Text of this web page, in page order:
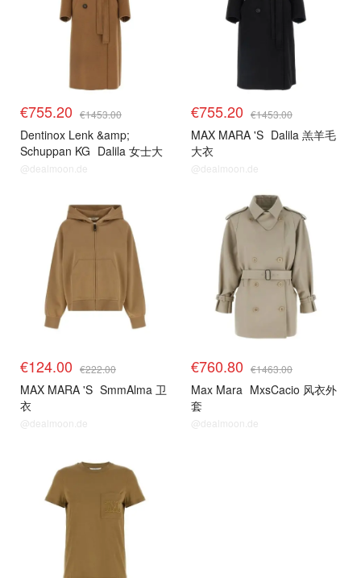
€755.20 €1453.00
Dentinox Lenk &amp;
Schuppan KG Dalila 女士大
衣
@dealmoon.de
€755.20 €1453.00
MAX MARA 'S Dalila 羔羊毛
大衣
@dealmoon.de
€124.00 €222.00
MAX MARA 'S SmmAlma 卫
衣
@dealmoon.de
€760.80 €1463.00
Max Mara MxsCacio 风衣外
套
@dealmoon.de